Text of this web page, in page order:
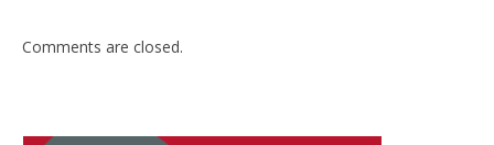
Comments are closed.